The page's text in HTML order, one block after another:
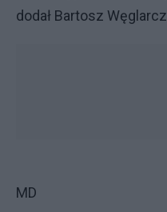
dodał Bartosz
MD